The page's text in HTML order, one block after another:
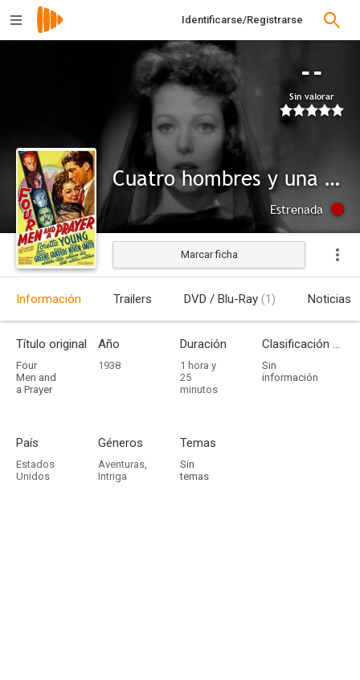
Identificarse/Registrarse
--
Sin valorar
Cuatro hombres y una plegaria
Estrenada
Marcar ficha
Información Trailers DVD / Blu-Ray (1) Noticias
Título original
Four
Men and
a Prayer
Año
1938
Duración
1 hora y
25
minutos
Clasificación por edades
Sin
información
País
Estados
Unidos
Géneros
Aventuras,
Intriga
Temas
Sin
temas